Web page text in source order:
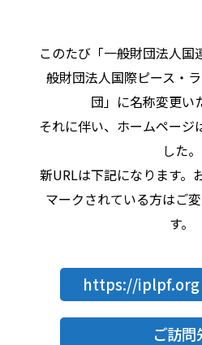
このたび「一般財団法人国
般財団法人国際ピース・
団」に名称変更い
それに伴い、ホームページ
した。
新URLは下記になります。
マークされている方はご
す。
https://iplpf.org
ご訪問